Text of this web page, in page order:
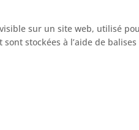
sur un site web, utilisé
stockées à l’aide de balises